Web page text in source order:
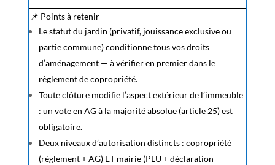
📌 Points à retenir
Le statut du jardin (privatif, jouissance exclusive ou
partie commune) conditionne tous vos droits
d’aménagement — à vérifier en premier dans le
règlement de copropriété.
Toute clôture modifie l’aspect extérieur de l’immeuble
: un vote en AG à la majorité absolue (article 25) est
obligatoire.
Deux niveaux d’autorisation distincts : copropriété
(règlement + AG) ET mairie (PLU + déclaration